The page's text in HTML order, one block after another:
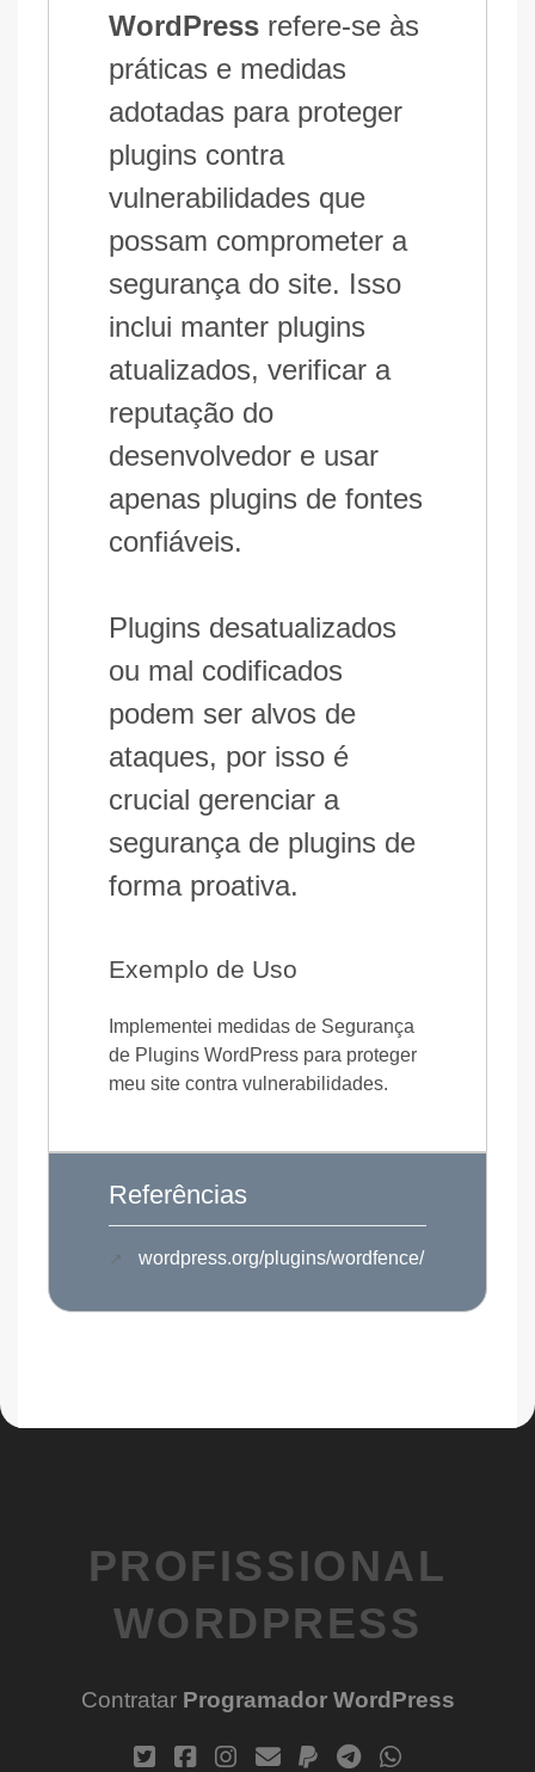
WordPress refere-se às
práticas e medidas
adotadas para proteger
plugins contra
vulnerabilidades que
possam comprometer a
segurança do site. Isso
inclui manter plugins
atualizados, verificar a
reputação do
desenvolvedor e usar
apenas plugins de fontes
confiáveis.
Plugins desatualizados
ou mal codificados
podem ser alvos de
ataques, por isso é
crucial gerenciar a
segurança de plugins de
forma proativa.
Exemplo de Uso
Implementei medidas de Segurança
de Plugins WordPress para proteger
meu site contra vulnerabilidades.
Referências
wordpress.org/plugins/wordfence/
PROFISSIONAL
WORDPRESS
Contratar Programador WordPress